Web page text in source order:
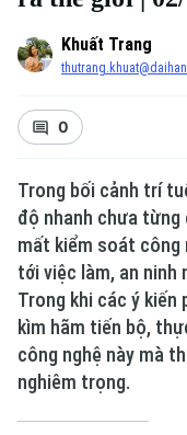
Xu hướng
Khuất Trang
0
Trong bối cảnh trí
độ nhanh chưa từng
mất kiểm soát công
tới việc làm, an ninh
Trong khi các ý kiến
kìm hãm tiến bộ,
công nghệ này mà
nghiêm trọng.